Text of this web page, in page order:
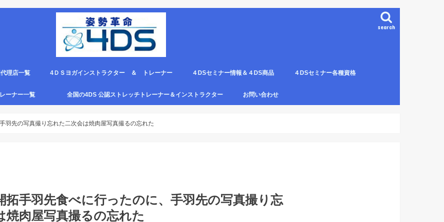
search
理店一覧
ピロー代理店 クリエピロー説明＆使い方動画
クリエピロー Q＆A
クリエピロー販売店になる方法は？
＆手首足首ベルト
代理店一覧
4ＤＳヨガインストラクター ＆ トレーナー ４DSセミナー情報＆４DS商品
4ds商品
４DSのテンプレート（S字カーブ定
４ＤＳの各部門の説明
4DS セミナー受講料について
セミナー受講のルールとキャンセルに
４DSセミナー各種資格
レーナー一覧 全国の4DS 公認ストレッチトレーナー＆インストラクター お問い合わせ
羽先の写真撮り忘れた二次会は焼肉屋写真撮るの忘れた
拓手羽先食べに行ったのに、手羽先の写真撮り忘
焼肉屋写真撮るの忘れた